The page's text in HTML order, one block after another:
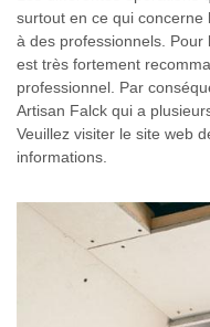
surtout en ce qui
à des professionnels.
est très fortement
professionnel. Par
Artisan Falck qui a
Veuillez visiter le site web
informations.